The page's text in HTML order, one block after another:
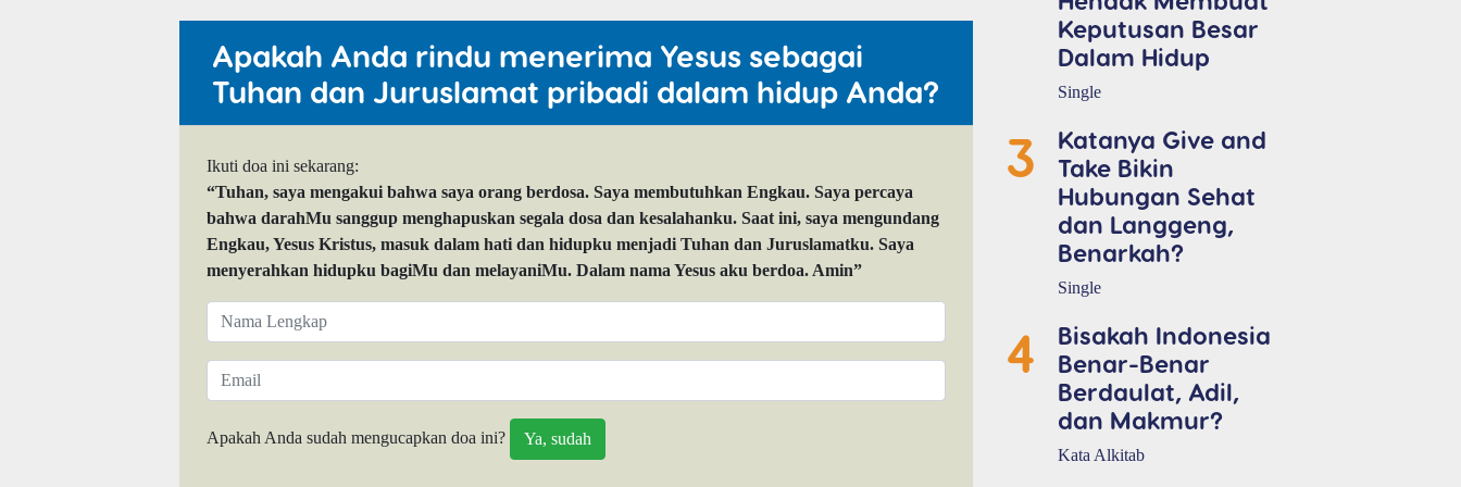
Apakah Anda rindu menerima Yesus sebagai
Tuhan dan Juruslamat pribadi dalam hidup Anda?
Ikuti doa ini sekarang:
“Tuhan, saya mengakui bahwa saya orang berdosa. Saya membutuhkan Engkau. Saya percaya
bahwa darahMu sanggup menghapuskan segala dosa dan kesalahanku. Saat ini, saya mengundang
Engkau, Yesus Kristus, masuk dalam hati dan hidupku menjadi Tuhan dan Juruslamatku. Saya
menyerahkan hidupku bagiMu dan melayaniMu. Dalam nama Yesus aku berdoa. Amin”
Apakah Anda sudah mengucapkan doa ini?
Keputusan Besar
Dalam Hidup
Single
3
Katanya Give and
Take Bikin
Hubungan Sehat
dan Langgeng,
Benarkah?
Single
4
Bisakah Indonesia
Benar-Benar
Berdaulat, Adil,
dan Makmur?
Kata Alkitab